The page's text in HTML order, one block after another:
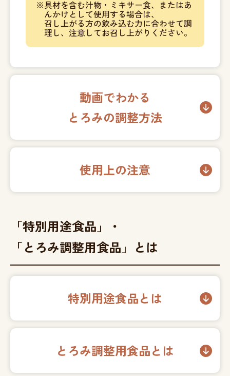
具材を含む汁物・ミキサー食、またはあ
んかけとして使用する場合は、
召し上がる方の飲み込む力に合わせて調
理し、注意してお召し上がりください。
動画でわかる
とろみの調整方法
使用上の注意
「特別用途食品」・
「とろみ調整用食品」とは
特別用途食品とは
とろみ調整用食品とは